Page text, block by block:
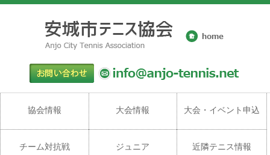
協会情報 大会情報 大会・イベント申込
チーム対抗戦 ジュニア 近隣テニス情報